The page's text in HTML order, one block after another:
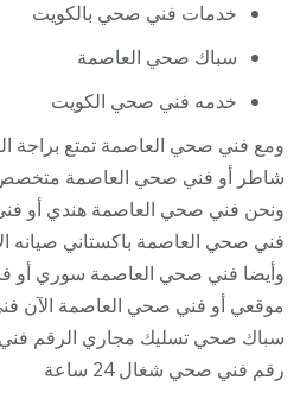
خدمات فني صحي بالكويت
سباك صحي العاصمة
خدمه فني صحي الكويت
ومع فني صحي العاصمة تمتع براجة
شاطر أو فني صحي العاصمة متخصص
ونحن فني صحي العاصمة هندي أو
فني صحي العاصمة باكستاني صيانه
وأيضا فني صحي العاصمة سوري
موقعي أو فني صحي العاصمة الآن
سباك صحي تسليك مجاري الرقم
رقم فني صحي شغال 24 ساعة